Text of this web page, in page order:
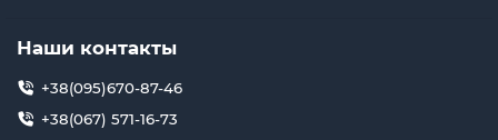
Наши контакты
+38(095)670-87-46
+38(067) 571-16-73